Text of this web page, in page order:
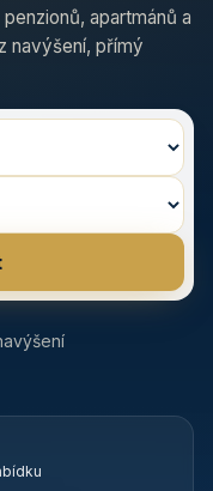
apartmánů a
navýšení, přímý